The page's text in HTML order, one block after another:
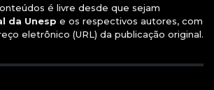
é livre desde que sejam
da Unesp e os respectivos autores, com
eletrônico (URL) da publicação original.